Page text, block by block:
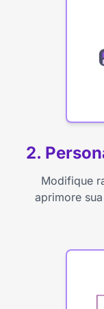
2.
Modifique
aprimore